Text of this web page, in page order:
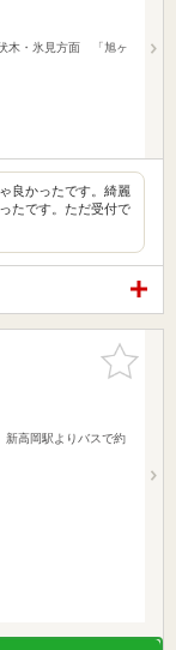
木・氷見方面 「旭ヶ
良かったです。綺麗
たです。ただ受付で
お気に入
りに追加
高岡駅よりバスで約